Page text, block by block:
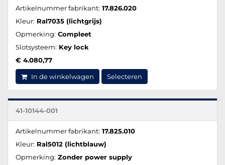
Artikelnummer fabrikant: 17.826.020
Kleur: Ral7035 (lichtgrijs)
Opmerking: Compleet
Slotsysteem: Key lock
€ 4.080,77
In de winkelwagen Selecteren
41-10144-001
Artikelnummer fabrikant: 17.825.010
Kleur: Ral5012 (lichtblauw)
Opmerking: Zonder power supply